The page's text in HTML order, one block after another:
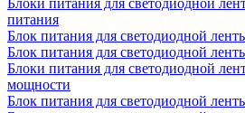
Блоки питания для светодиодной
питания
Блок питания для светодиодной
Блок питания для светодиодной
Блоки питания для светодиодной
мощности
Блок питания для светодиодной